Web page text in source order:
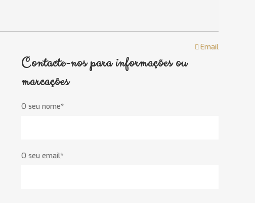
Email
Contacte-nos para informações ou
marcações
O seu nome*
O seu email*